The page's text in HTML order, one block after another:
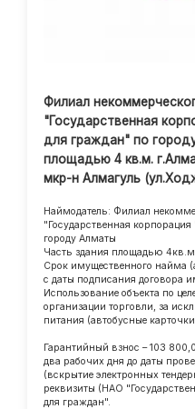
Филиал
"Государственная
для граждан" по
площадью 4 кв.м.
мкр-н Алмагуль
Наймодатель: Филиал
"Государственная
городу Алматы
Часть здания площадью 4кв.м.
Срок имущественного найма
с даты подписания договора
Использование объекта по
организации торговли, за
питания (автобусные
Гарантийный взнос – 103
два рабочих дня до даты
(вскрытие электронных
реквизиты (НАО
для граждан".